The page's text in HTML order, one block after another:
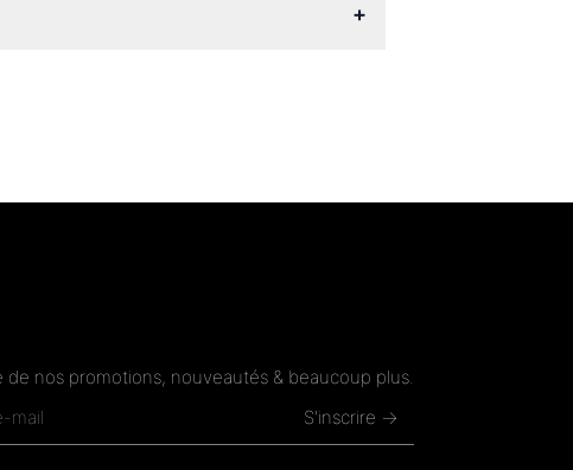
+
de nos promotions, nouveautés & beaucoup plus.
S'inscrire →